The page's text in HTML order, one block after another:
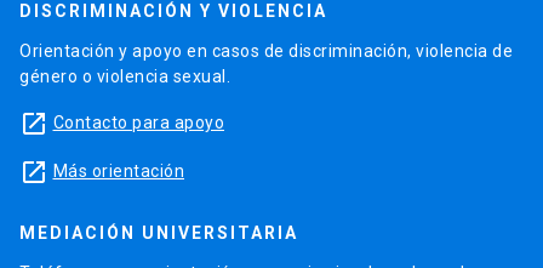
DISCRIMINACIÓN Y VIOLENCIA
Orientación y apoyo en casos de discriminación, violencia de
género o violencia sexual.
launch Contacto para apoyo
launch Más orientación
MEDIACIÓN UNIVERSITARIA